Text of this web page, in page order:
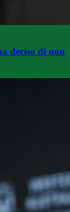
deciso di non